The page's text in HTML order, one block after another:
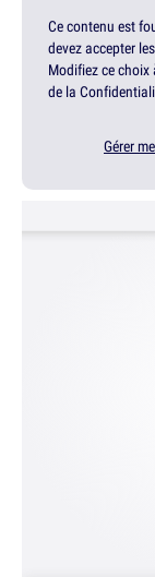
Ce contenu est
devez accepter
Modifiez ce choix
de la
Gérer